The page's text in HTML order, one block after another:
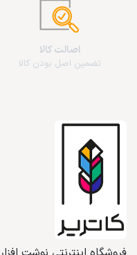
اصالت کالا
تضمین اصل بودن کالا